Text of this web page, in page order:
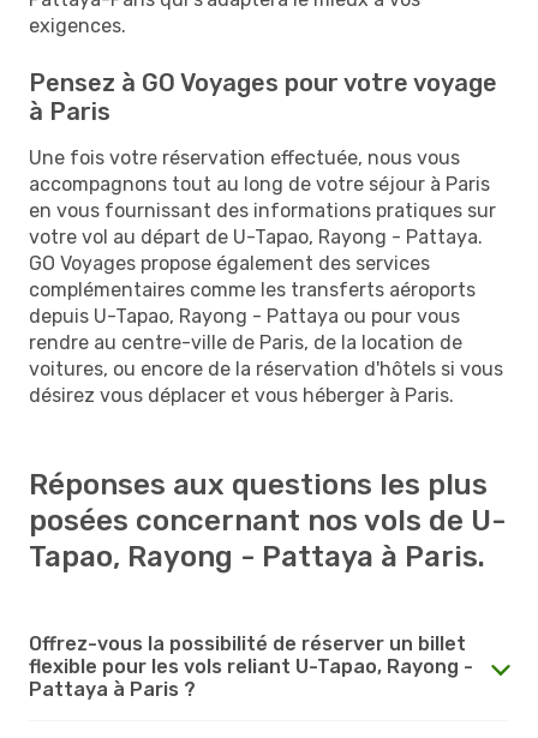
exigences.
Pensez à GO Voyages pour votre voyage
à Paris
Une fois votre réservation effectuée, nous vous
accompagnons tout au long de votre séjour à Paris
en vous fournissant des informations pratiques sur
votre vol au départ de U-Tapao, Rayong - Pattaya.
GO Voyages propose également des services
complémentaires comme les transferts aéroports
depuis U-Tapao, Rayong - Pattaya ou pour vous
rendre au centre-ville de Paris, de la location de
voitures, ou encore de la réservation d'hôtels si vous
désirez vous déplacer et vous héberger à Paris.
Réponses aux questions les plus
posées concernant nos vols de U-
Tapao, Rayong - Pattaya à Paris.
Offrez-vous la possibilité de réserver un billet
flexible pour les vols reliant U-Tapao, Rayong -
Pattaya à Paris ?